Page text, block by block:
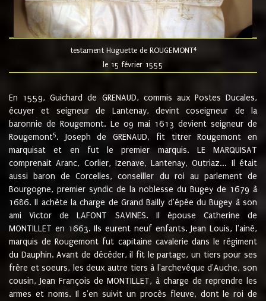
testament Huguette de ROUGEMONT4
le 15 février 1555
En 1559, Guichard de GRENAUD, commis aux Postes Ducales,
écuyer et seigneur de Lantenay, devint coseigneur de la
baronnie de Rougemont. Le 09 mai 1613 devient seigneur de
Rougemont5. Joseph de GRENAUD, fit titrer Rougemont en
marquisat et en fut le premier marquis. LE MARQUISAT
comprenait Aranc, Corlier, Izenave, Lantenay, Outriaz... Il était
aussi baron de Corcelles, conseiller du roi au parlement de
Bourgogne, premier syndic de la noblesse du Bugey de 1679 à
1686. Il achète la charge de Grand Bailly d'épée du Bugey à son
ami Victor de LAFONT SAVINES. Il épouse Catherine de
MONTILLET en 1663. Ils eurent neuf enfants. Jean Louis, l'ainé,
marquis de Rougemont fut capitaine cavalerie dans le régiment
du Dauphin. Avant de décéder, il fit le partage, un tiers pour ses
frère et soeurs, les deux autre tiers à l'archevêque d'Auche, son
cousin, Jean François de MONTILLET, à charge de reprendre les
armes et noms. Il s'en suivit un procès fleuve, dont le roi de